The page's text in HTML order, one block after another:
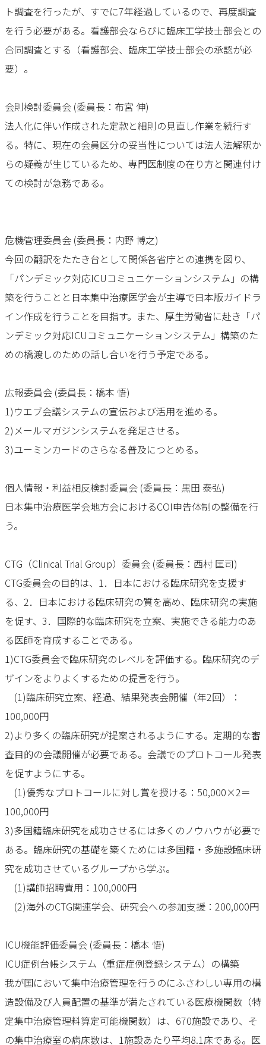
ト調査を行ったが、すでに7年経過しているので、再度調査
を行う必要がある。看護部会ならびに臨床工学技士部会との
合同調査とする（看護部会、臨床工学技士部会の承認が必
要）。
会則検討委員会 (委員長：布宮 伸)
法人化に伴い作成された定款と細則の見直し作業を続行す
る。特に、現在の会員区分の妥当性については法人法解釈か
らの疑義が生じているため、専門医制度の在り方と関連付け
ての検討が急務である。
危機管理委員会 (委員長：内野 博之)
今回の翻訳をたたき台として関係各省庁との連携を図り、
「パンデミック対応ICUコミュニケーションシステム」の構
築を行うことと日本集中治療医学会が主導で日本版ガイドラ
イン作成を行うことを目指す。また、厚生労働省に赴き「パ
ンデミック対応ICUコミュニケーションシステム」構築のた
めの橋渡しのための話し合いを行う予定である。
広報委員会 (委員長：橋本 悟)
1)ウエブ会議システムの宣伝および活用を進める。
2)メールマガジンシステムを発足させる。
3)ユーミンカードのさらなる普及につとめる。
個人情報・利益相反検討委員会 (委員長：黒田 泰弘)
日本集中治療医学会地方会におけるCOI申告体制の整備を行
う。
CTG（Clinical Trial Group）委員会 (委員長：西村 匡司)
CTG委員会の目的は、1．日本における臨床研究を支援す
る、2．日本における臨床研究の質を高め、臨床研究の実施
を促す、3．国際的な臨床研究を立案、実施できる能力のあ
る医師を育成することである。
1)CTG委員会で臨床研究のレベルを評価する。臨床研究のデ
ザインをよりよくするための提言を行う。
(1)臨床研究立案、経過、結果発表会開催（年2回）：
100,000円
2)より多くの臨床研究が提案されるようにする。定期的な審
査目的の会議開催が必要である。会議でのプロトコール発表
を促すようにする。
(1)優秀なプロトコールに対し賞を授ける：50,000×2＝
100,000円
3)多国籍臨床研究を成功させるには多くのノウハウが必要で
ある。臨床研究の基礎を築くためには多国籍・多施設臨床研
究を成功させているグループから学ぶ。
(1)講師招聘費用：100,000円
(2)海外のCTG関連学会、研究会への参加支援：200,000円
ICU機能評価委員会 (委員長：橋本 悟)
ICU症例台帳システム（重症症例登録システム）の構築
我が国において集中治療管理を行うのにふさわしい専用の構
造設備及び人員配置の基準が満たされている医療機関数（特
定集中治療管理料算定可能機関数）は、670施設であり、そ
の集中治療室の病床数は、1施設あたり平均8.1床である。医